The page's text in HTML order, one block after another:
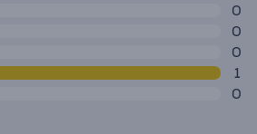
0
0
0
1
0